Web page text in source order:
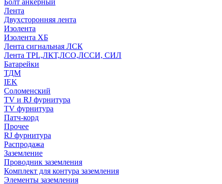
Болт анкерный
Лента
Двухсторонняя лента
Изолента
Изолента ХБ
Лента сигнальная ЛСК
Лента TPL,ЛКТ,ЛСО,ЛССИ, СИЛ
Батарейки
ТДМ
IEK
Соломенский
TV и RJ фурнитура
TV фурнитура
Патч-корд
Прочее
RJ фурнитура
Распродажа
Заземление
Проводник заземления
Комплект для контура заземления
Элементы заземления